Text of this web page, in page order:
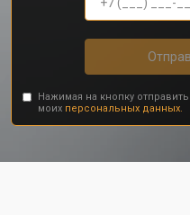
Нажимая на кнопку
моих персональных данных.